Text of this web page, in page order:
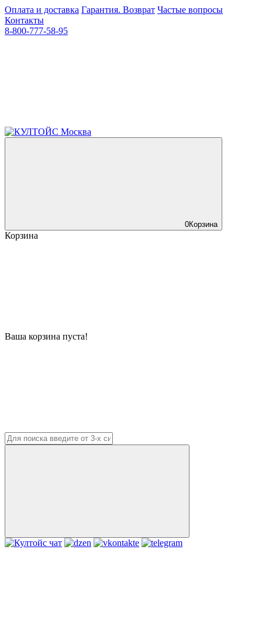
Оплата и доставка Гарантия. Возврат Частые вопросы
Контакты
8-800-777-58-95
0Корзина
Корзина
Ваша корзина пуста!